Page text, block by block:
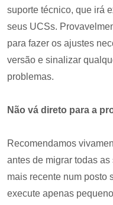
suporte técnico, que irá
seus UCSs.
para fazer os ajustes
versão e sinalizar
problemas.
Não vá direto para a
Recomendamos
antes de migrar todas
mais recente num posto
execute apenas